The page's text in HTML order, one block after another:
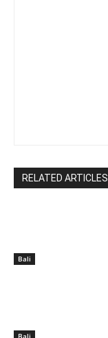
RELATED ARTICLES
Bali
Bali